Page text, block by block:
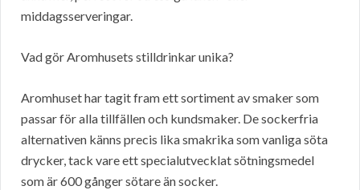
middagsserveringar.
Vad gör Aromhusets stilldrinkar unika?
Aromhuset har tagit fram ett sortiment av smaker som
passar för alla tillfällen och kundsmaker. De sockerfria
alternativen känns precis lika smakrika som vanliga söta
drycker, tack vare ett specialutvecklat sötningsmedel
som är 600 gånger sötare än socker.